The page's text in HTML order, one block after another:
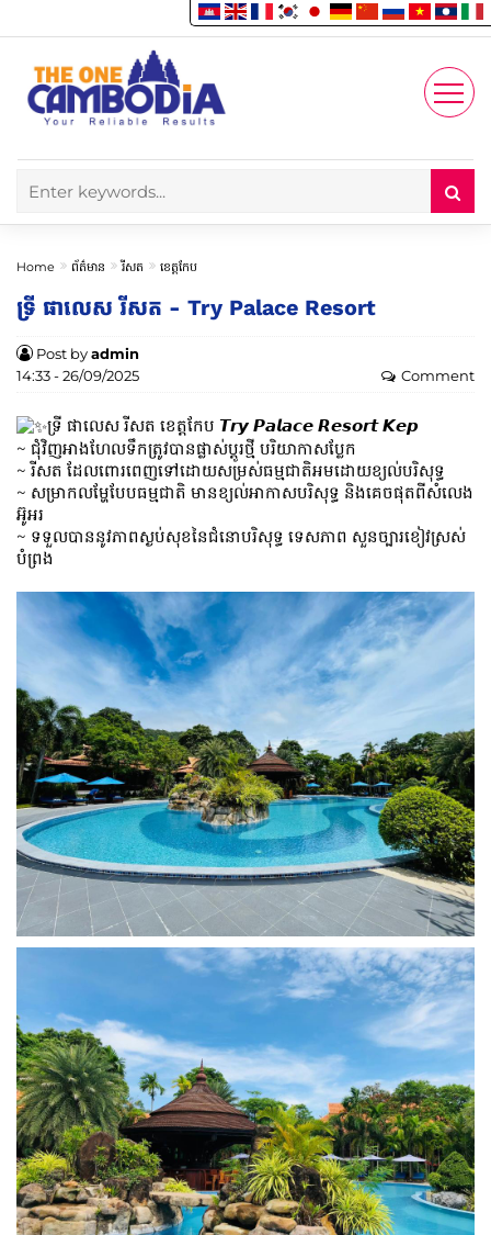
Account
Enjoy
Home ព័ត៌មាន រីសត ខេត្តកែប
ទ្រី ផាលេស រីសត - Try Palace Resort
Post byadmin
14:33 - 26/09/2025
Comment
ទ្រី ផាលេស រីសត ខេត្តកែប 𝙏𝙧𝙮 𝙋𝙖𝙡𝙖𝙘𝙚 𝙍𝙚𝙨𝙤𝙧𝙩 𝙆𝙚𝙥
~ ជុំវិញអាងហែលទឹកត្រូវបានផ្លាស់ប្តូរថ្មី បរិយាកាសប្លែក
~ រីសត ដែលពោរពេញទៅដោយសម្រស់ធម្មជាតិអមដោយខ្យល់បរិសុទ្ធ
~ សម្រាកលម្ហែបែបធម្មជាតិ មានខ្យល់អាកាសបរិសុទ្ធ និងគេចផុតពីសំលេង
អ៊ូអរ
~ ទទួលបាននូវភាពស្ងប់សុខនៃជំនោបរិសុទ្ធ ទេសភាព សួនច្បារខៀវស្រស់
បំព្រង